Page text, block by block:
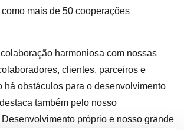
mais de 50 cooperações
harmoniosa com nossas
clientes, parceiros e
há obstáculos para o desenvolvimento
também pelo nosso
próprio e nosso grande